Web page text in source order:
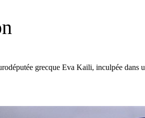
grecque Eva Kaili, inculpée